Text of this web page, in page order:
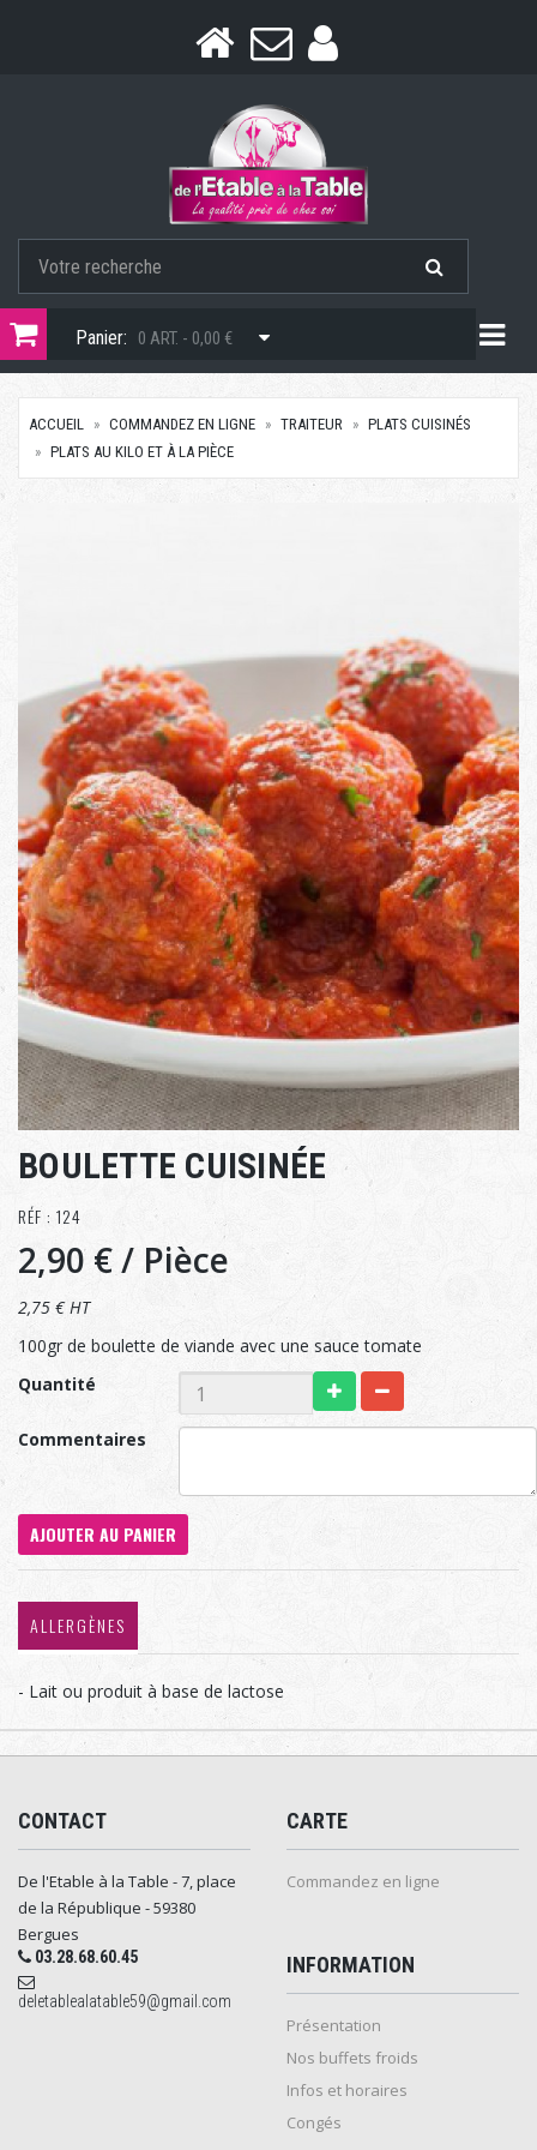
Panier: 0 ART. - 0,00 €
ACCUEIL COMMANDEZ EN LIGNE TRAITEUR
PLATS CUISINÉS
PLATS AU KILO ET À LA PIÈCE
BOULETTE CUISINÉE
RÉF : 124
2,90 €/ Pièce
2,75 € HT
100gr de boulette de viande avec une sauce tomate
Quantité
Commentaires
AJOUTER AU PANIER
ALLERGÈNES
- Lait ou produit à base de lactose
CONTACT
De l'Etable à la Table - 7, place
de la République - 59380
Bergues
03.28.68.60.45
deletablealatable59@gmail.com
CARTE
Commandez en ligne
INFORMATION
Présentation
Nos buffets froids
Infos et horaires
Congés